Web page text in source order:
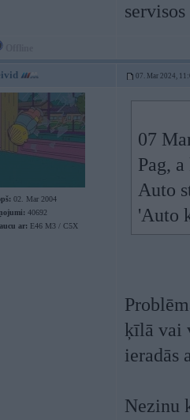
07. Mar 2024,
02. Mar 2004
40692
ar: E46 M3 / C5X
07
Pag,
Auto
'Auto
ķīlā vai
ieradās
Nezinu